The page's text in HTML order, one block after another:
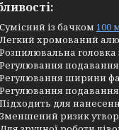
Сумісний із бачком 100
Легкий хромований
Розпилювальна головка
Регулювання подавання
Регулювання ширини
Регулювання
Підходить для
Зменшений ризик